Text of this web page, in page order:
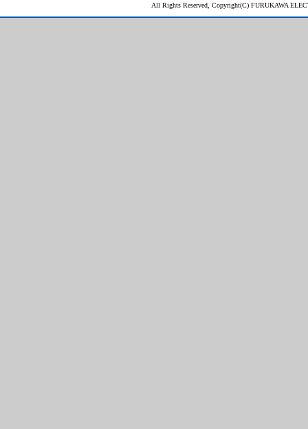
All Rights Reserved, Copyright(C) FURUKAWA